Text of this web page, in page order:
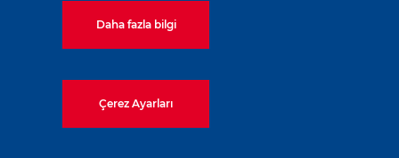
İlgili Teknikler
Daha fazla bilgi
Çerez Ayarları